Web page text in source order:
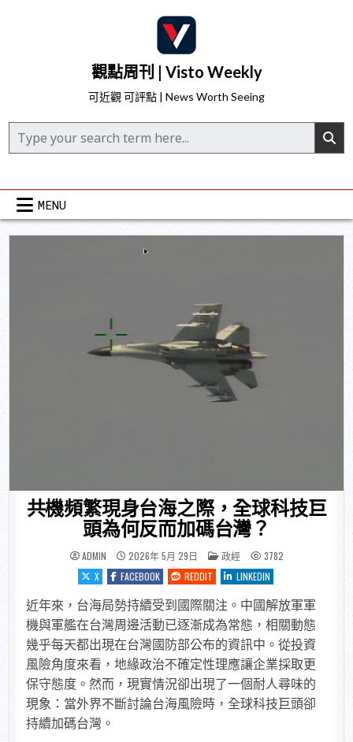
觀點周刊 | Visto Weekly
可近觀 可評點 | News Worth Seeing
Search for:
MENU
共機頻繁現身台海之際，全球科技巨
頭為何反而加碼台灣？
ADMIN 2026年 5月 29日 POSTED IN
政經
3782
X
FACEBOOK REDDIT LINKEDIN
近年來，台海局勢持續受到國際關注。中國解放軍軍
機與軍艦在台灣周邊活動已逐漸成為常態，相關動態
幾乎每天都出現在台灣國防部公布的資訊中。從投資
風險角度來看，地緣政治不確定性理應讓企業採取更
保守態度。然而，現實情況卻出現了一個耐人尋味的
現象：當外界不斷討論台海風險時，全球科技巨頭卻
持續加碼台灣。